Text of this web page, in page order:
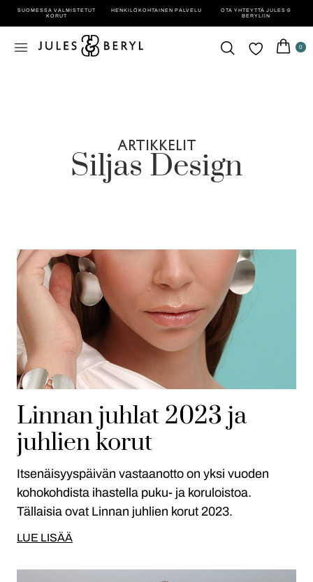
SUOMESSA VALMISTETUT
KORUT
HENKILÖ­KOHTAINEN PALVELU
OTA YHTEYTTÄ JULES &
BERYLIIN
0
ARTIKKELIT
Siljas Design
Linnan juhlat 2023 ja
juhlien korut
Itsenäisyyspäivän vastaanotto on yksi vuoden
kohokohdista ihastella puku- ja koruloistoa.
Tällaisia ovat Linnan juhlien korut 2023.
LUE LISÄÄ